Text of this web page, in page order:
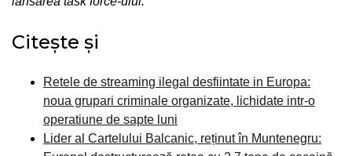
Citește și
Retele de streaming ilegal desfiintate in Europa:
noua grupari criminale organizate, lichidate intr-o
operatiune de sapte luni
Lider al Cartelului Balcanic, reținut în Muntenegru: